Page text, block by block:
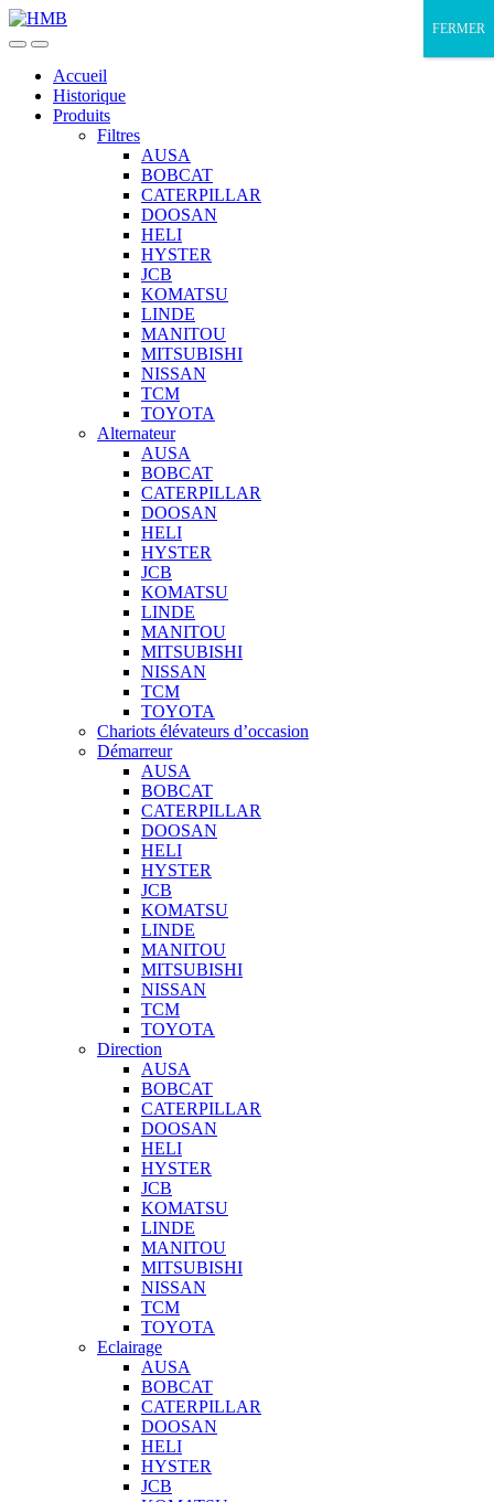
Skip
to
Skip
to
Accueil
Historique
Produits
Filtres
AUSA
BOBCAT
CATERPILLAR
DOOSAN
HELI
HYSTER
JCB
KOMATSU
LINDE
MANITOU
MITSUBISHI
NISSAN
TCM
TOYOTA
Alternateur
AUSA
BOBCAT
CATERPILLAR
DOOSAN
HELI
HYSTER
JCB
KOMATSU
LINDE
MANITOU
MITSUBISHI
NISSAN
TCM
TOYOTA
Chariots élévateurs d’occasion
Démarreur
AUSA
BOBCAT
CATERPILLAR
DOOSAN
HELI
HYSTER
JCB
KOMATSU
LINDE
MANITOU
MITSUBISHI
NISSAN
TCM
TOYOTA
Direction
AUSA
BOBCAT
CATERPILLAR
DOOSAN
HELI
HYSTER
JCB
KOMATSU
LINDE
MANITOU
MITSUBISHI
NISSAN
TCM
TOYOTA
Eclairage
AUSA
BOBCAT
CATERPILLAR
DOOSAN
HELI
HYSTER
JCB
FERMER